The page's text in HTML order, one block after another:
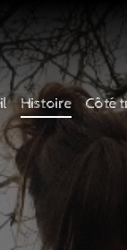
Histoire Côté